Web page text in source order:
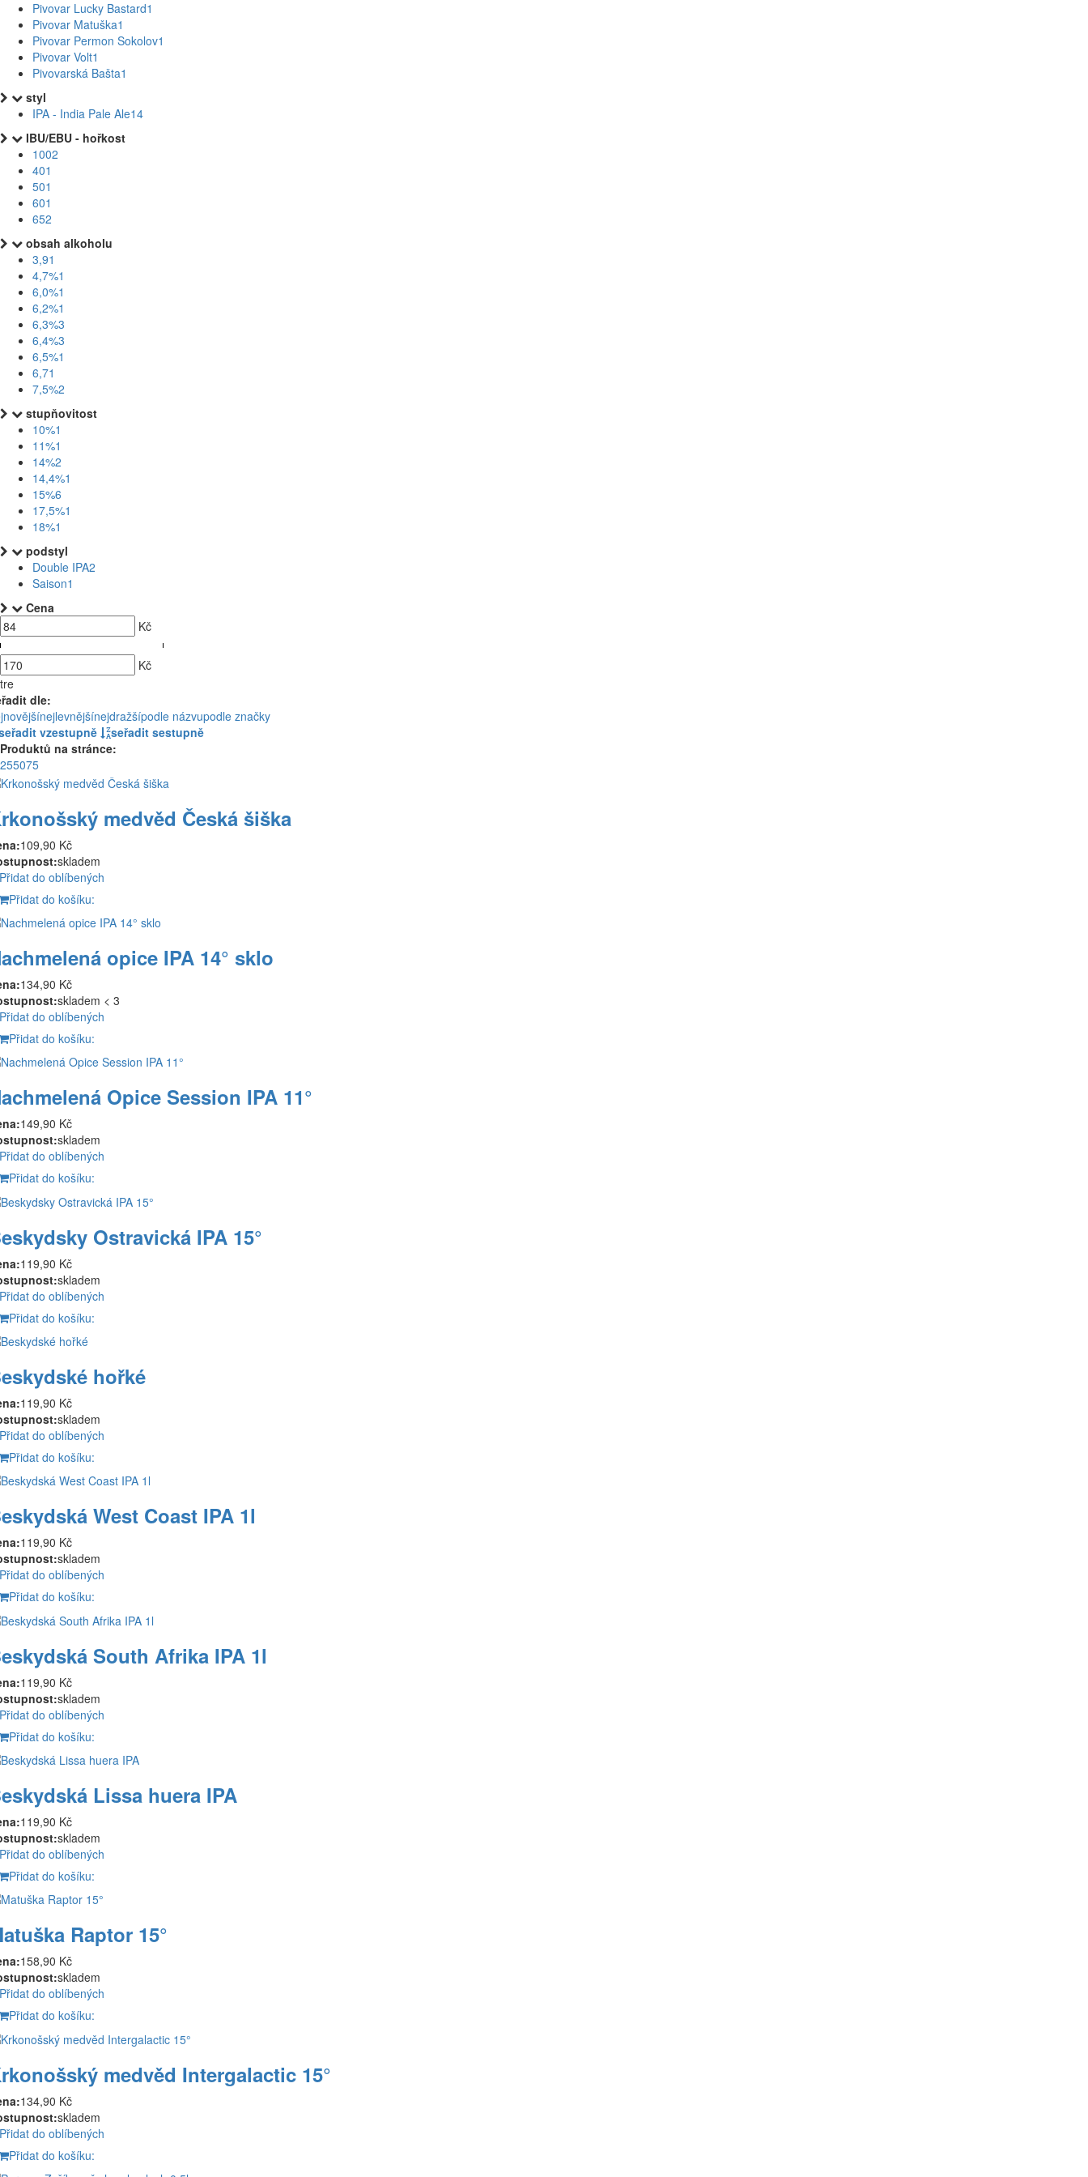
Pivovar Lucky Bastard1
Pivovar Matuška1
Pivovar Permon Sokolov1
Pivovar Volt1
Pivovarská Bašta1
styl
IPA - India Pale Ale14
IBU/EBU - hořkost
1002
401
501
601
652
obsah alkoholu
3,91
4,7%1
6,0%1
6,2%1
6,3%3
6,4%3
6,5%1
6,71
7,5%2
stupňovitost
10%1
11%1
14%2
14,4%1
15%6
17,5%1
18%1
podstyl
Double IPA2
Saison1
Cena
Kč
Kč
dle:
nejlevnějšínejdražšípodle názvupodle značky
vzestupně
seřadit sestupně
Produktů na stránce:
255075
medvěd Česká šiška
109,90 Kč
skladem
Přidat do oblíbených
Přidat do košíku:
opice IPA 14° sklo
134,90 Kč
skladem < 3
Přidat do oblíbených
Přidat do košíku:
Opice Session IPA 11°
149,90 Kč
skladem
Přidat do oblíbených
Přidat do košíku:
Ostravická IPA 15°
119,90 Kč
skladem
Přidat do oblíbených
Přidat do košíku:
hořké
119,90 Kč
skladem
Přidat do oblíbených
Přidat do košíku:
West Coast IPA 1l
119,90 Kč
skladem
Přidat do oblíbených
Přidat do košíku:
South Afrika IPA 1l
119,90 Kč
skladem
Přidat do oblíbených
Přidat do košíku:
Lissa huera IPA
119,90 Kč
skladem
Přidat do oblíbených
Přidat do košíku:
Raptor 15°
158,90 Kč
skladem
Přidat do oblíbených
Přidat do košíku:
medvěd Intergalactic 15°
134,90 Kč
skladem
Přidat do oblíbených
Přidat do košíku: